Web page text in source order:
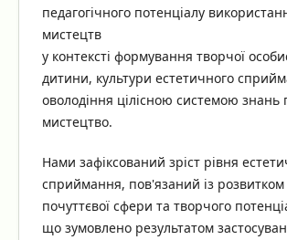
педагогічного потенціалу
мистецтв
у контексті формування творчої
дитини, культури естетичного
оволодіння цілісною системою знань
мистецтво.
Нами зафіксований зріст рівня
сприймання, пов'язаний із
почуттєвої сфери та творчого
що зумовлено результатом